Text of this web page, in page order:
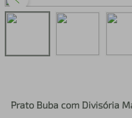
Prato Buba com Divisória
perfume